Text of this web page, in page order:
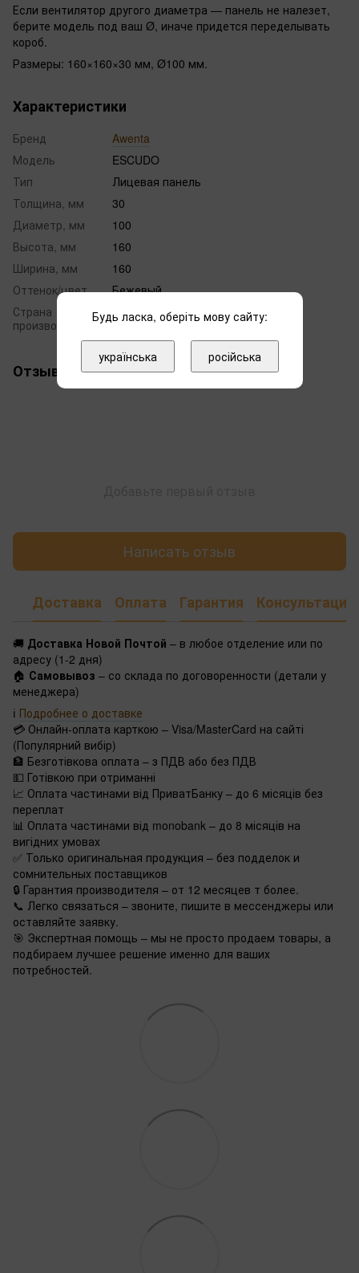
Если вентилятор другого диаметра — панель не налезет,
берите модель под ваш Ø, иначе придется переделывать
короб.
Размеры: 160×160×30 мм, Ø100 мм.
Характеристики
Бренд
Awenta
Модель
ESCUDO
Тип
Лицевая панель
Толщина, мм
30
Диаметр, мм
100
Высота, мм
160
Ширина, мм
160
Оттенок/цвет
Бежевый
Страна
производства
Польша
Отзывы
Написать отзыв
Доставка Оплата Гарантия Консультация
🚚 Доставка Новой Почтой – в любое отделение или по
адресу (1-2 дня)
🏠 Самовывоз – со склада по договоренности (детали у
менеджера)
ℹ️ Подробнее о доставке
💳 Онлайн-оплата карткою – Visa/MasterCard на сайті
(Популярний вибір)
🏦 Безготівкова оплата – з ПДВ або без ПДВ
💵 Готівкою при отриманні
📈 Оплата частинами від ПриватБанку – до 6 місяців без
переплат
📊 Оплата частинами від monobank – до 8 місяців на
вигідних умовах
✅ Только оригинальная продукция – без подделок и
сомнительных поставщиков
🔒 Гарантия производителя – от 12 месяцев т более.
📞 Легко связаться – звоните, пишите в мессенджеры или
оставляйте заявку.
🎯 Экспертная помощь – мы не просто продаем товары, а
подбираем лучшее решение именно для ваших
потребностей.
Будь ласка, оберіть мову сайту:
українська російська